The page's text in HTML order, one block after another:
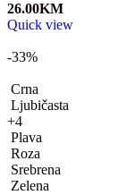
26.00KM
Quick view
-33%
Crna
Ljubičasta
+4
Plava
Roza
Srebrena
Zelena